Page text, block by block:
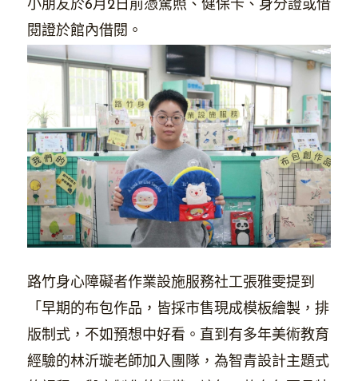
小朋友於6月2日前憑駕照、健保卡、身分證或借
閱證於館內借閱。
路竹身心障礙者作業設施服務社工張雅雯提到
「早期的布包作品，皆採市售現成模板繪製，排
版制式，不如預想中好看。直到有多年美術教育
經驗的林沂璇老師加入團隊，為智青設計主題式